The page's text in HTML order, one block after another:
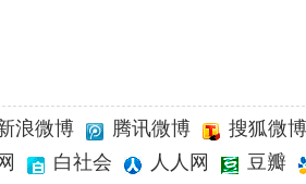
浪微博 腾讯微博
搜狐微博
白社会 人人网
豆瓣